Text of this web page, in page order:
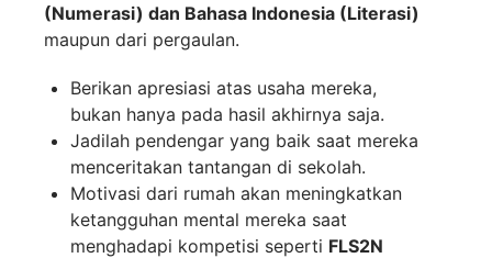
(Numerasi) dan Bahasa Indonesia (Literasi)
maupun dari pergaulan.
Berikan apresiasi atas usaha mereka,
bukan hanya pada hasil akhirnya saja.
Jadilah pendengar yang baik saat mereka
menceritakan tantangan di sekolah.
Motivasi dari rumah akan meningkatkan
ketangguhan mental mereka saat
menghadapi kompetisi seperti FLS2N